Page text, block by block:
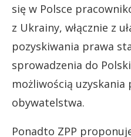
się w Polsce
z Ukrainy, włącznie z
pozyskiwania prawa
sprowadzenia do
możliwością uzyskania
obywatelstwa.
Ponadto ZPP